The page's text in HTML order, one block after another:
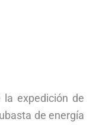
expedición de
de energía